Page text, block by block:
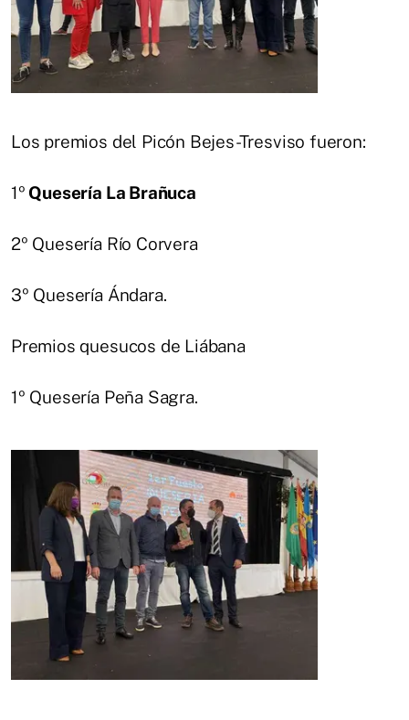
Los premios del Picón Bejes-Tresviso fueron:
1º Quesería La Brañuca
2º Quesería Río Corvera
3º Quesería Ándara.
Premios quesucos de Liábana
1º Quesería Peña Sagra.